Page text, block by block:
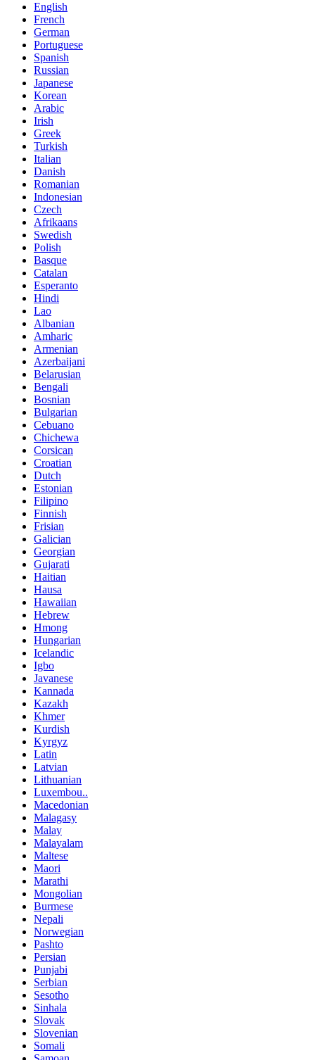
English
French
German
Portuguese
Spanish
Russian
Japanese
Korean
Arabic
Irish
Greek
Turkish
Italian
Danish
Romanian
Indonesian
Czech
Afrikaans
Swedish
Polish
Basque
Catalan
Esperanto
Hindi
Lao
Albanian
Amharic
Armenian
Azerbaijani
Belarusian
Bengali
Bosnian
Bulgarian
Cebuano
Chichewa
Corsican
Croatian
Dutch
Estonian
Filipino
Finnish
Frisian
Galician
Georgian
Gujarati
Haitian
Hausa
Hawaiian
Hebrew
Hmong
Hungarian
Icelandic
Igbo
Javanese
Kannada
Kazakh
Khmer
Kurdish
Kyrgyz
Latin
Latvian
Lithuanian
Luxembou..
Macedonian
Malagasy
Malay
Malayalam
Maltese
Maori
Marathi
Mongolian
Burmese
Nepali
Norwegian
Pashto
Persian
Punjabi
Serbian
Sesotho
Sinhala
Slovak
Slovenian
Somali